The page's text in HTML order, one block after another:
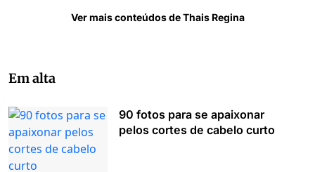
Ver mais conteúdos de Thais Regina
Em alta
90 fotos para se apaixonar
pelos cortes de cabelo curto